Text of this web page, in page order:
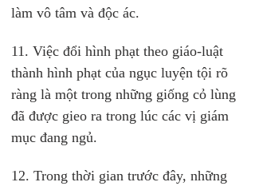
làm vô tâm và độc ác.
11. Việc đổi hình phạt theo giáo-luật
thành hình phạt của ngục luyện tội rõ
ràng là một trong những giống cỏ lùng
đã được gieo ra trong lúc các vị giám
mục đang ngủ.
12. Trong thời gian trước đây, những